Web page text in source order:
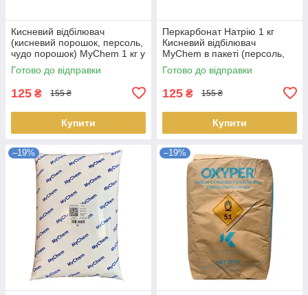
Кисневий відбілювач
(кисневий порошок, персоль,
чудо порошок) MyChem 1 кг у
пакеті
Готово до відправки
125 ₴ 155 ₴
Купити
Перкарбонат Натрію 1 кг
Кисневий відбілювач
MyChem в пакеті (персоль,
чудо порошок)
Готово до відправки
125 ₴ 155 ₴
Купити
–19% –19%